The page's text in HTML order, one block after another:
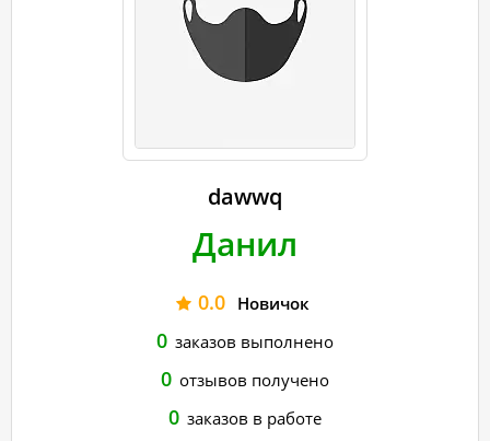
dawwq
Данил
0.0 Новичок
0 заказов выполнено
0 отзывов получено
0 заказов в работе